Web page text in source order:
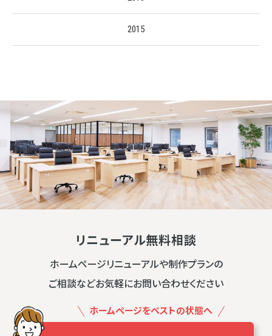
2015
リニューアル無料相談
ホームページリニューアルや制作プランの
ご相談などお気軽にお問い合わせください
ホームページをベストの状態へ